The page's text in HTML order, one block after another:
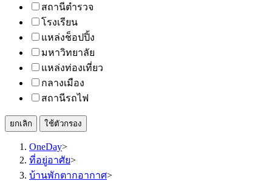
สถานีตำรวจ
โรงเรียน
แหล่งช็อปปิ้ง
มหาวิทยาลัย
แหล่งท่องเที่ยว
กลางเมือง
สถานีรถไฟ
ยกเลิก ใช้ตัวกรอง
OneDay>
ที่อยู่อาศัย>
บ้านพักตากอากาศ>